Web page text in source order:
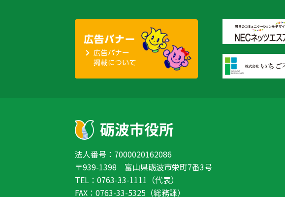
法人番号：7000020162086
〒939-1398 富山県砺波市栄町7番3号
TEL：0763-33-1111（代表）
FAX：0763-33-5325（総務課）